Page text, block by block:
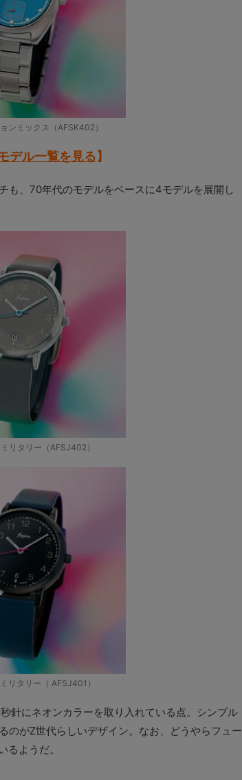
ンミックス（AFSK402）
デル一覧を見る】
も、70年代のモデルをベースに4モデルを展開し
リタリー（AFSJ402）
リタリー（ AFSJ401）
針にネオンカラーを取り入れている点。シンプル
のがZ世代らしいデザイン。なお、どうやらフュー
ようだ。